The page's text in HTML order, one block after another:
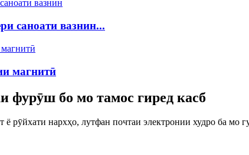
саноати вазнин...
магнитӣ
фурӯш бо мо тамос гиред касб
ё рӯйхати нархҳо, лутфан почтаи электронии худро ба мо